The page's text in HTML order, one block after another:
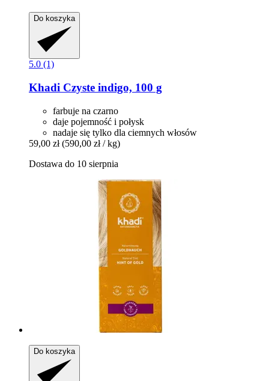
Do koszyka
5.0 (1)
Khadi Czyste indigo, 100 g
farbuje na czarno
daje pojemność i połysk
nadaje się tylko dla ciemnych włosów
59,00 zł (590,00 zł / kg)
Dostawa do 10 sierpnia
Do koszyka